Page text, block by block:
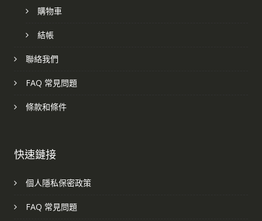
購物車
結帳
聯絡我們
FAQ 常見問題
條款和條件
快速鏈接
個人隱私保密政策
FAQ 常見問題